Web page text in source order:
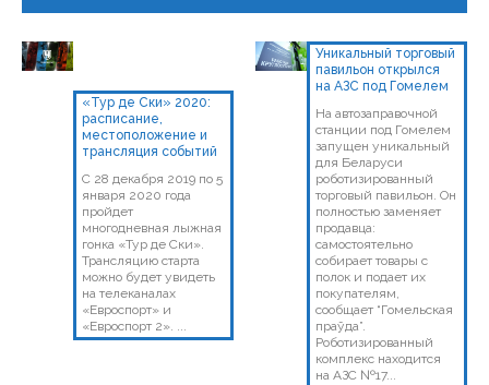
«Тур де Ски» 2020:
расписание,
местоположение и
трансляция событий
С 28 декабря 2019 по 5
января 2020 года
пройдет
многодневная лыжная
гонка «Тур де Ски».
Трансляцию старта
можно будет увидеть
на телеканалах
«Евроспорт» и
«Евроспорт 2». ...
Уникальный торговый
павильон открылся
на АЗС под Гомелем
На автозаправочной
станции под Гомелем
запущен уникальный
для Беларуси
роботизированный
торговый павильон. Он
полностью заменяет
продавца:
самостоятельно
собирает товары с
полок и подает их
покупателям,
сообщает “Гомельская
праўда”.
Роботизированный
комплекс находится
на АЗС №17...